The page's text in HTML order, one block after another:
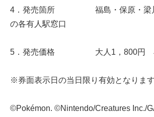
4．発売箇所 福島・保原・梁川
の各有人駅窓口
5．発売価格 大人1，800円 小
※券面表示日の当日限り有効となります
©Pokémon. ©Nintendo/Creatures Inc./